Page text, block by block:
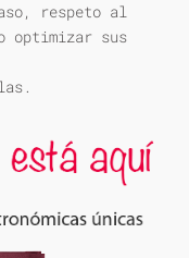
respeto al
optimizar sus